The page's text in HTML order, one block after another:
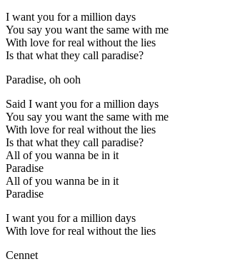
I want you for a million days
You say you want the same with me
With love for real without the lies
Is that what they call paradise?
Paradise, oh ooh
Said I want you for a million days
You say you want the same with me
With love for real without the lies
Is that what they call paradise?
All of you wanna be in it
Paradise
All of you wanna be in it
Paradise
I want you for a million days
With love for real without the lies
Cennet